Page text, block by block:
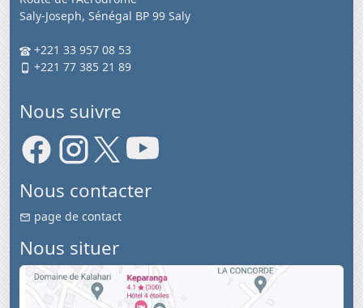
Saly-Joseph, Sénégal BP 99 Saly
+221 33 957 08 53
+221 77 385 21 89
Nous suivre
Nous contacter
page de contact
Nous situer